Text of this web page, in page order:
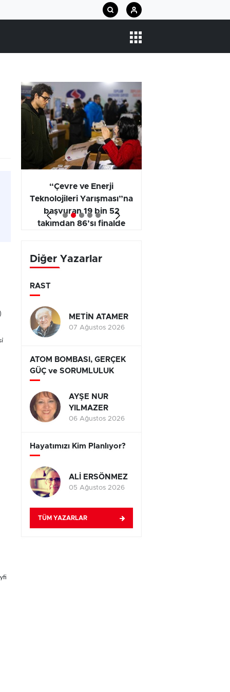
“Çevre ve Enerji
Teknolojileri Yarışması”na
başvuran 19 bin 52
takımdan 86’sı finalde
Diğer Yazarlar
RAST
METİN ATAMER
07 Ağustos 2026
ATOM BOMBASI, GERÇEK
GÜÇ ve SORUMLULUK
AYŞE NUR
YILMAZER
06 Ağustos 2026
Hayatımızı Kim Planlıyor?
ALİ ERSÖNMEZ
05 Ağustos 2026
TÜM YAZARLAR